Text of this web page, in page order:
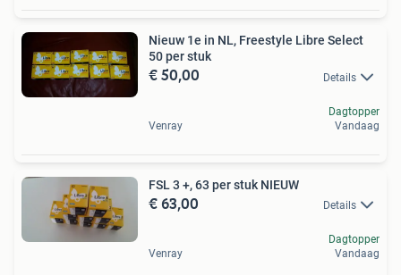
Nieuw 1e in NL, Freestyle Libre Select
50 per stuk
€ 50,00 Details
Venray
Dagtopper
Vandaag
FSL 3 +, 63 per stuk NIEUW
€ 63,00 Details
Venray
Dagtopper
Vandaag